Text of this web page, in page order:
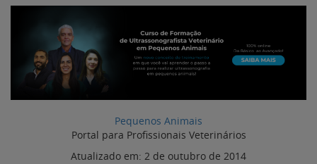
Pequenos Animais
Portal para Profissionais Veterinários
Atualizado em: 2 de outubro de 2014